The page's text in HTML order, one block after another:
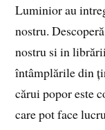
Luminior au
nostru.
nostru si in
întâmplările din
cărui popor este
care pot face